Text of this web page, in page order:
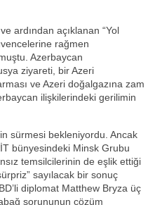
ardından açıklanan “Yol
rağmen
Azerbaycan
ziyareti, bir Azeri
ve Azeri doğalgazına zam
ilişkilerindeki gerilimin
sürmesi bekleniyordu. Ancak
bünyesindeki Minsk Grubu
temsilcilerinin de eşlik ettiği
sayılacak bir sonuç
diplomat Matthew Bryza üç
sorununun çözüm